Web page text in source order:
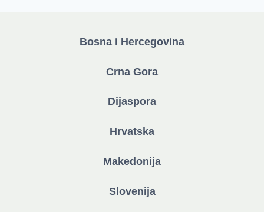
Bosna i Hercegovina
Crna Gora
Dijaspora
Hrvatska
Makedonija
Slovenija